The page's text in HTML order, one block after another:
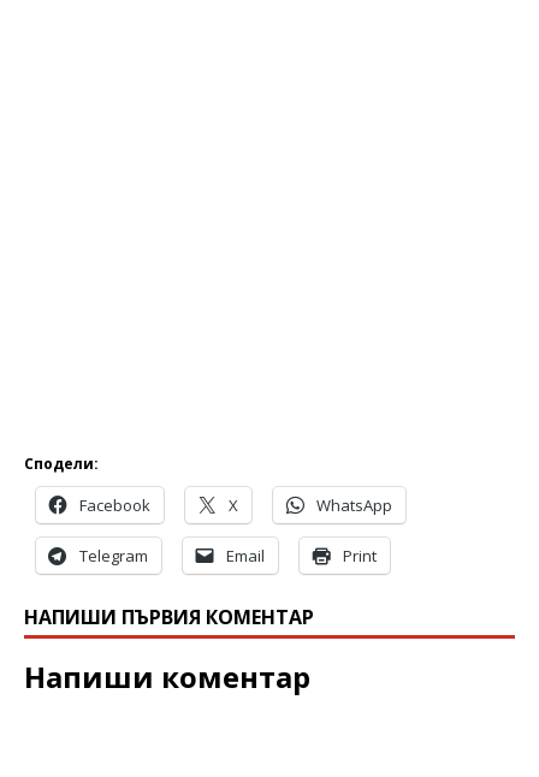
Сподели:
Facebook X WhatsApp
Telegram Email Print
НАПИШИ ПЪРВИЯ КОМЕНТАР
Напиши коментар